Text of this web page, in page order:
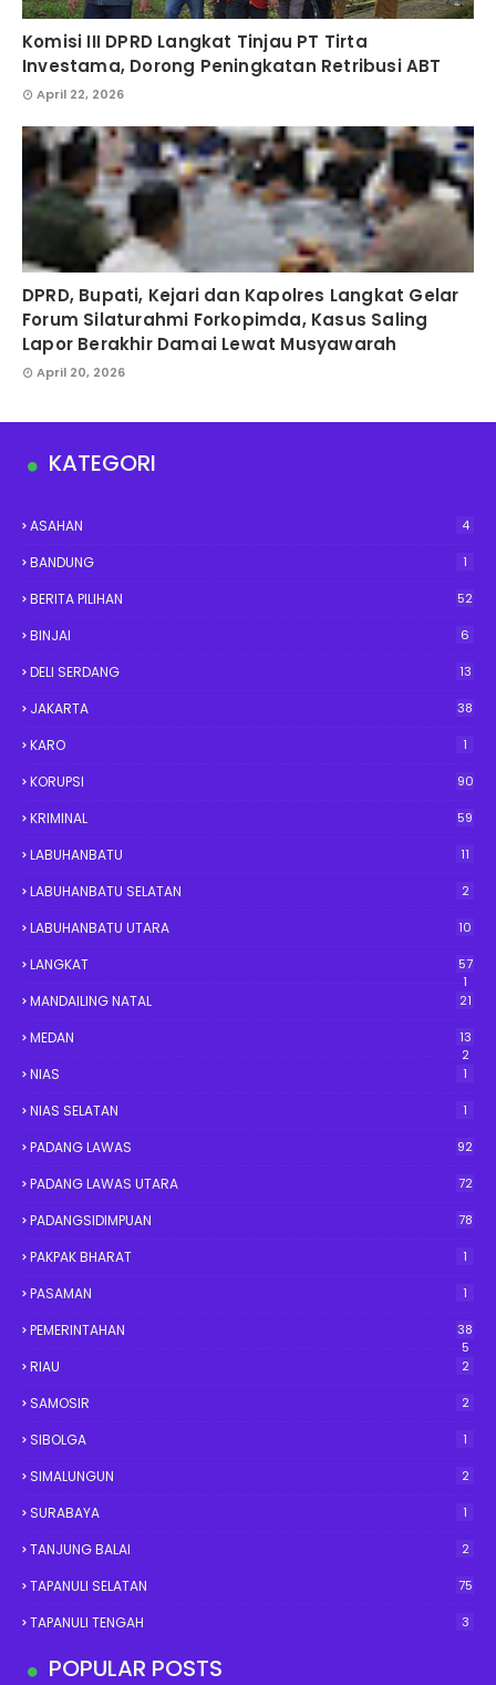
Komisi III DPRD Langkat Tinjau PT Tirta
Investama, Dorong Peningkatan Retribusi ABT
April 22, 2026
DPRD, Bupati, Kejari dan Kapolres Langkat Gelar
Forum Silaturahmi Forkopimda, Kasus Saling
Lapor Berakhir Damai Lewat Musyawarah
April 20, 2026
KATEGORI
ASAHAN 4
BANDUNG 1
BERITA PILIHAN 52
BINJAI 6
DELI SERDANG 13
JAKARTA 38
KARO 1
KORUPSI 90
KRIMINAL 59
LABUHANBATU 11
LABUHANBATU SELATAN 2
LABUHANBATU UTARA 10
LANGKAT
57
1
MANDAILING NATAL 21
MEDAN
13
2
NIAS 1
NIAS SELATAN 1
PADANG LAWAS 92
PADANG LAWAS UTARA 72
PADANGSIDIMPUAN 78
PAKPAK BHARAT 1
PASAMAN 1
PEMERINTAHAN
38
5
RIAU 2
SAMOSIR 2
SIBOLGA 1
SIMALUNGUN 2
SURABAYA 1
TANJUNG BALAI 2
TAPANULI SELATAN 75
TAPANULI TENGAH 3
POPULAR POSTS